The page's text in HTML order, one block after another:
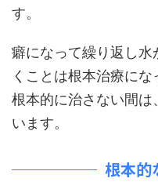
す。
癖になって繰り返し
くことは根本治療にな
根本的に治さない間は
います。
根本的